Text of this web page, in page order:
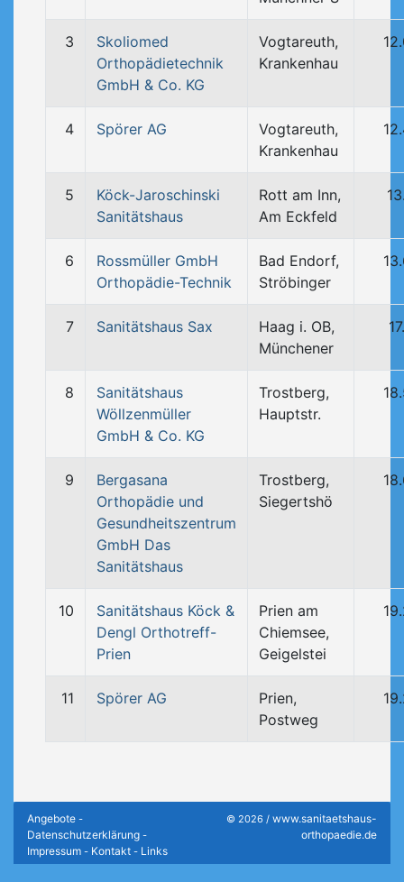
3
Skoliomed
Orthopädietechnik
GmbH & Co. KG
Vogtareuth,
Krankenhau
4 Spörer AG
Vogtareuth,
Krankenhau
5
Köck-Jaroschinski
Sanitätshaus
Rott am Inn,
Am Eckfeld
6
Rossmüller GmbH
Orthopädie-Technik
Bad Endorf,
Ströbinger
7 Sanitätshaus Sax
Haag i. OB,
Münchener
8
Sanitätshaus
Wöllzenmüller
GmbH & Co. KG
Trostberg,
Hauptstr.
9
Bergasana
Orthopädie und
Gesundheitszentrum
GmbH Das
Sanitätshaus
Trostberg,
Siegertshö
10
Sanitätshaus Köck &
Dengl Orthotreff-
Prien
Prien am
Chiemsee,
Geigelstei
11 Spörer AG
Prien,
Postweg
Angebote -
Datenschutzerklärung -
Impressum - Kontakt - Links
© 2026 / www.sanitaetshaus-
orthopaedie.de